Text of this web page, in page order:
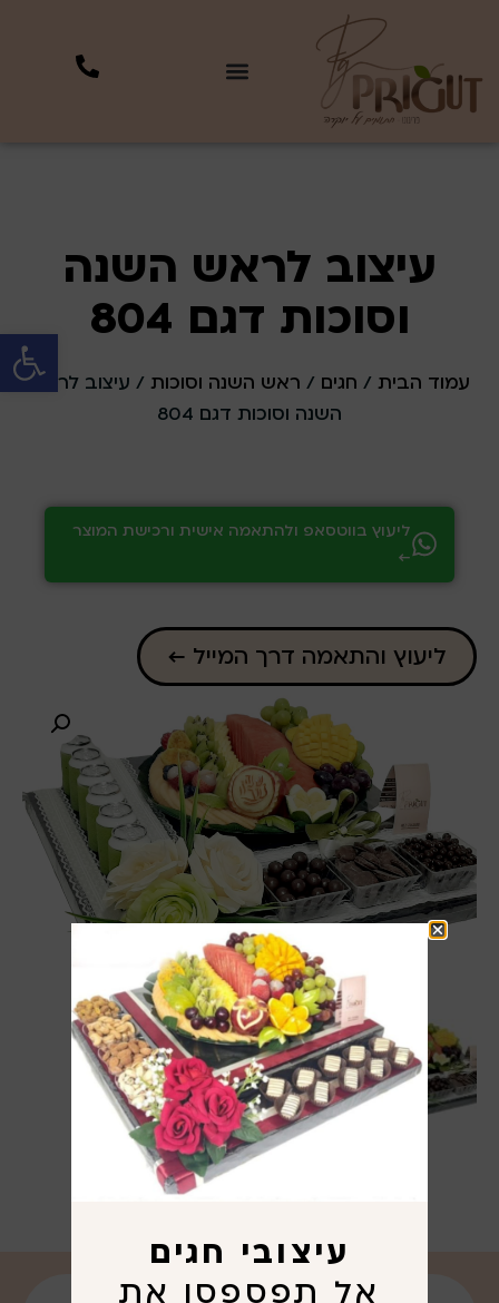
פתח
עיצוב לראש השנה
וסוכות דגם 804
עמוד הבית / חגים / ראש השנה וסוכות / עיצוב לראש
השנה וסוכות דגם 804
ליעוץ בווטסאפ ולהתאמה אישית ורכישת המוצר
←
ליעוץ והתאמה דרך המייל ←
עיצובי חגים
אל תפספסו את